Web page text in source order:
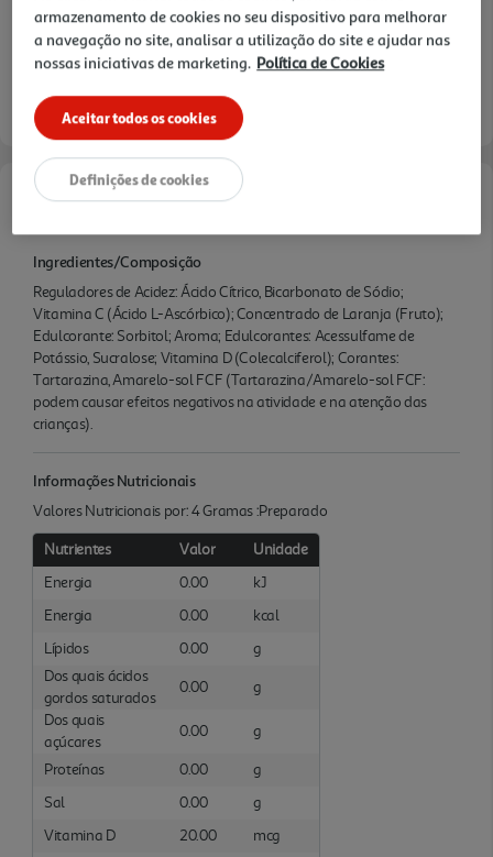
Ingredientes/Composição
Reguladores de Acidez: Ácido Cítrico, Bicarbonato de Sódio;
Vitamina C (Ácido L-Ascórbico); Concentrado de Laranja (Fruto);
Edulcorante: Sorbitol; Aroma; Edulcorantes: Acessulfame de
Potássio, Sucralose; Vitamina D (Colecalciferol); Corantes:
Tartarazina, Amarelo-sol FCF (Tartarazina/Amarelo-sol FCF:
podem causar efeitos negativos na atividade e na atenção das
crianças).
Informações Nutricionais
Valores Nutricionais por: 4 Gramas :Preparado
Nutrientes Valor
Unidade
Energia
0.00
kJ
Energia
0.00
kcal
Lípidos
0.00
g
Dos quais ácidos
gordos saturados
0.00
g
Dos quais
açúcares
0.00 g
Proteínas 0.00
g
Sal
0.00
g
Vitamina D
20.00
mcg
armazenamento de cookies no seu dispositivo para melhorar
a navegação no site, analisar a utilização do site e ajudar nas
nossas iniciativas de marketing. Política de Cookies
Aceitar todos os cookies
Definições de cookies